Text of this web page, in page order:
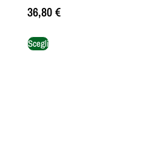
36,80€
Scegli